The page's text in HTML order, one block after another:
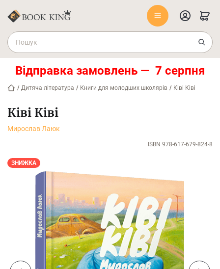
Відправка замовлень — 7 серпня
/ Дитяча література / Книги для молодших школярів / Ківі Ківі
Ківі Ківі
Мирослав Лаюк
ISBN 978-617-679-824-8
ЗНИЖКА